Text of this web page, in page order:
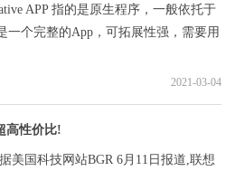
APP 指的是原生程序，一般依托于
一个完整的App，可拓展性强，需要用
2021-03-04
高性价比!
美国科技网站BGR 6月11日报道,联想